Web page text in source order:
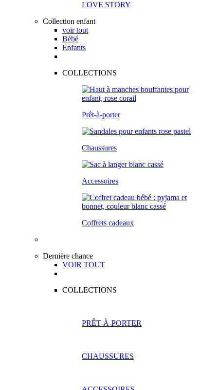
LOVE STORY
Collection enfant
voir tout
Bébé
Enfants
COLLECTIONS
Prêt-à-porter
Chaussures
Accessoires
Coffrets cadeaux
Dernière chance
VOIR TOUT
COLLECTIONS
PRÊT-À-PORTER
CHAUSSURES